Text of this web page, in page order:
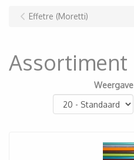
Effetre (Moretti)
Assortiment
Weergave